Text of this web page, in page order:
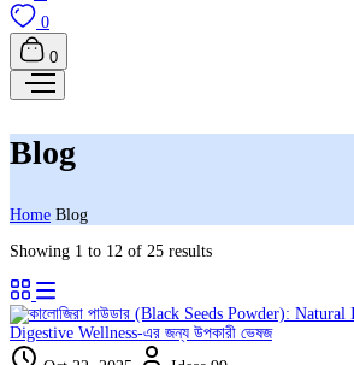
0
0
Blog
Home Blog
Showing 1 to 12 of 25 results